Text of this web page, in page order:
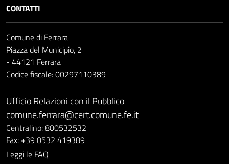
CONTATTI
Comune di Ferrara
Piazza del Municipio, 2
- 44121 Ferrara
Codice fiscale: 00297110389
Ufficio Relazioni con il Pubblico
comune.ferrara@cert.comune.fe.it
Centralino: 800532532
Fax: +39 0532 419389
Leggi le FAQ